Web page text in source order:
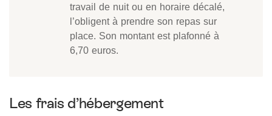
travail de nuit ou en horaire décalé,
l’obligent à prendre son repas sur
place. Son montant est plafonné à
6,70 euros.
Les frais d’hébergement